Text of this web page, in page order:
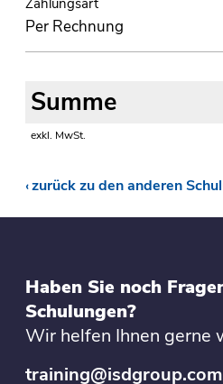
Zahlungsart
Per Rechnung
Summe
exkl. MwSt.
zurück zu den anderen
Haben Sie noch
Schulungen?
Wir helfen Ihnen gerne
training@isdgroup.com